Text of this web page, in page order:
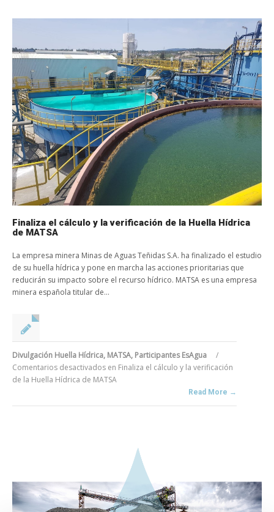
Finaliza el cálculo y la verificación de la Huella Hídrica
de MATSA
La empresa minera Minas de Aguas Teñidas S.A. ha finalizado el estudio
de su huella hídrica y pone en marcha las acciones prioritarias que
reducirán su impacto sobre el recurso hídrico. MATSA es una empresa
minera española titular de...
Divulgación Huella Hídrica, MATSA, Participantes EsAgua
/
Comentarios desactivados en Finaliza el cálculo y la verificación
de la Huella Hídrica de MATSA
Read More →